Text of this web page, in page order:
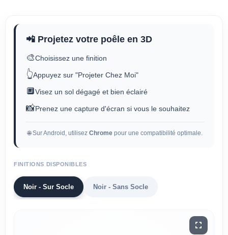
📲 Projetez votre poêle en 3D
🎨Choisissez une finition
👆Appuyez sur "Projeter Chez Moi"
🔲Visez un sol dégagé et bien éclairé
📸Prenez une capture d'écran si vous le souhaitez
🌐 Sur Android, utilisez Chrome pour une compatibilité optimale.
FINITIONS DISPONIBLES
Noir - Sur Socle Noir - Sans Socle